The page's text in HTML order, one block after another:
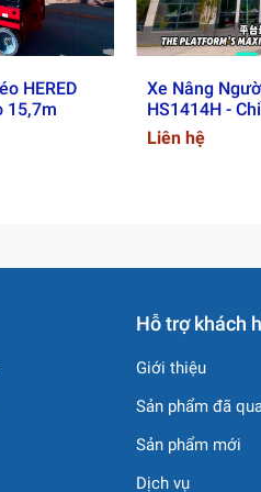
HERED
15,7m
Xe Nâng
HS1414H -
Liên hệ
Hỗ trợ khách
Giới thiệu
Sản phẩm đã
Sản phẩm mới
Dịch vụ